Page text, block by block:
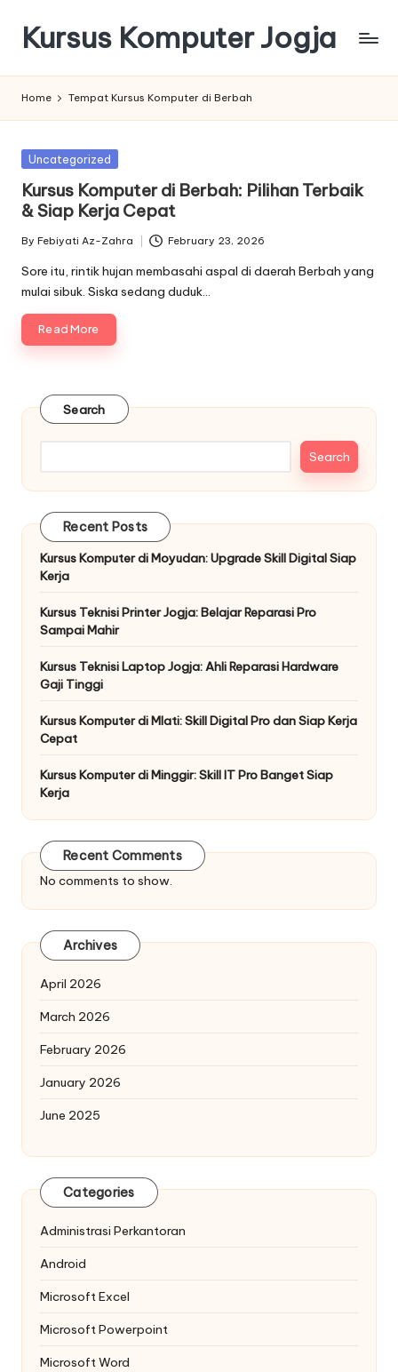
content
Kursus Komputer Jogja
Home Tempat Kursus Komputer di Berbah
Posted
Uncategorized
Kursus Komputer di Berbah: Pilihan Terbaik
& Siap Kerja Cepat
Posted
by
By Febiyati Az-Zahra February 23, 2026
Sore itu, rintik hujan membasahi aspal di daerah Berbah yang
mulai sibuk. Siska sedang duduk…
Read More
Search
Search
Recent Posts
Kursus Komputer di Moyudan: Upgrade Skill Digital Siap
Kerja
Kursus Teknisi Printer Jogja: Belajar Reparasi Pro
Sampai Mahir
Kursus Teknisi Laptop Jogja: Ahli Reparasi Hardware
Gaji Tinggi
Kursus Komputer di Mlati: Skill Digital Pro dan Siap Kerja
Cepat
Kursus Komputer di Minggir: Skill IT Pro Banget Siap
Kerja
Recent Comments
No comments to show.
Archives
April 2026
March 2026
February 2026
January 2026
June 2025
Categories
Administrasi Perkantoran
Android
Microsoft Excel
Microsoft Powerpoint
Microsoft Word